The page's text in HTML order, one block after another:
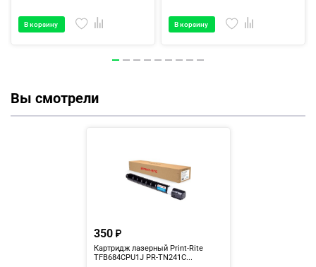
В корзину В корзину
Вы смотрели
350
Картридж лазерный Print-Rite
TFB684CPU1J PR-TN241C...